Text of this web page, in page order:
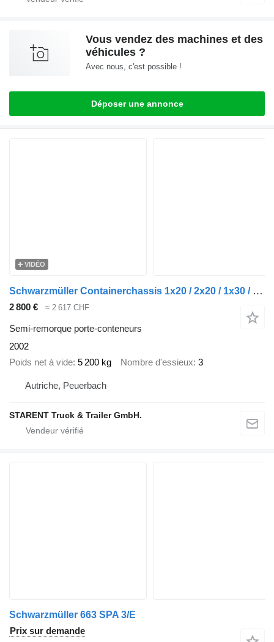
Vous vendez des machines et des
véhicules ?
Avec nous, c'est possible !
Déposer une annonce
VIDÉO
Schwarzmüller Containerchassis 1x20 / 2x20 / 1x30 / 1x40 SAF-Achsen
2 800 € ≈ 2 617 CHF
Semi-remorque porte-conteneurs
2002
Poids net à vide 5 200 kg Nombre d'essieux 3
Autriche, Peuerbach
STARENT Truck & Trailer GmbH.
Schwarzmüller 663 SPA 3/E
Prix sur demande